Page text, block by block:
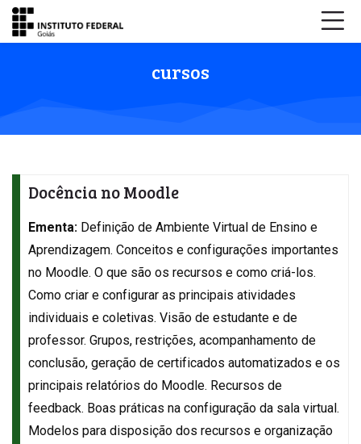
Skip to navigation
Skip to login form
Ir para o conteúdo principal
Skip to accessibility options
Skip to footer
Skip accessibility options
cursos
Docência no Moodle
Ementa: Definição de Ambiente Virtual de Ensino e
Aprendizagem. Conceitos e configurações importantes
no Moodle. O que são os recursos e como criá-los.
Como criar e configurar as principais atividades
individuais e coletivas. Visão de estudante e de
professor. Grupos, restrições, acompanhamento de
conclusão, geração de certificados automatizados e os
principais relatórios do Moodle. Recursos de
feedback. Boas práticas na configuração da sala virtual.
Modelos para disposição dos recursos e organização